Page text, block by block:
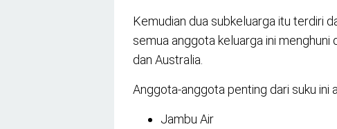
Kemudian dua subkeluarga itu terdiri
semua anggota keluarga ini
dan Australia.
Anggota-anggota penting dari suku ini
Jambu Air